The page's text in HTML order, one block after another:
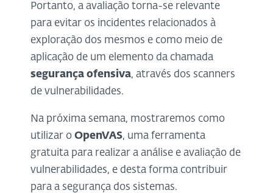
Portanto, a avaliação torna-se relevante
para evitar os incidentes relacionados à
exploração dos mesmos e como meio de
aplicação de um elemento da chamada
segurança ofensiva, através dos scanners
de vulnerabilidades.
Na próxima semana, mostraremos como
utilizar o OpenVAS, uma ferramenta
gratuita para realizar a análise e avaliação de
vulnerabilidades, e desta forma contribuir
para a segurança dos sistemas.